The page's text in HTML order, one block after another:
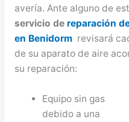
avería. Ante alguno de
servicio dereparación
en Benidorm revisará
de su aparato de aire
su reparación:
Equipo sin gas
debido a una